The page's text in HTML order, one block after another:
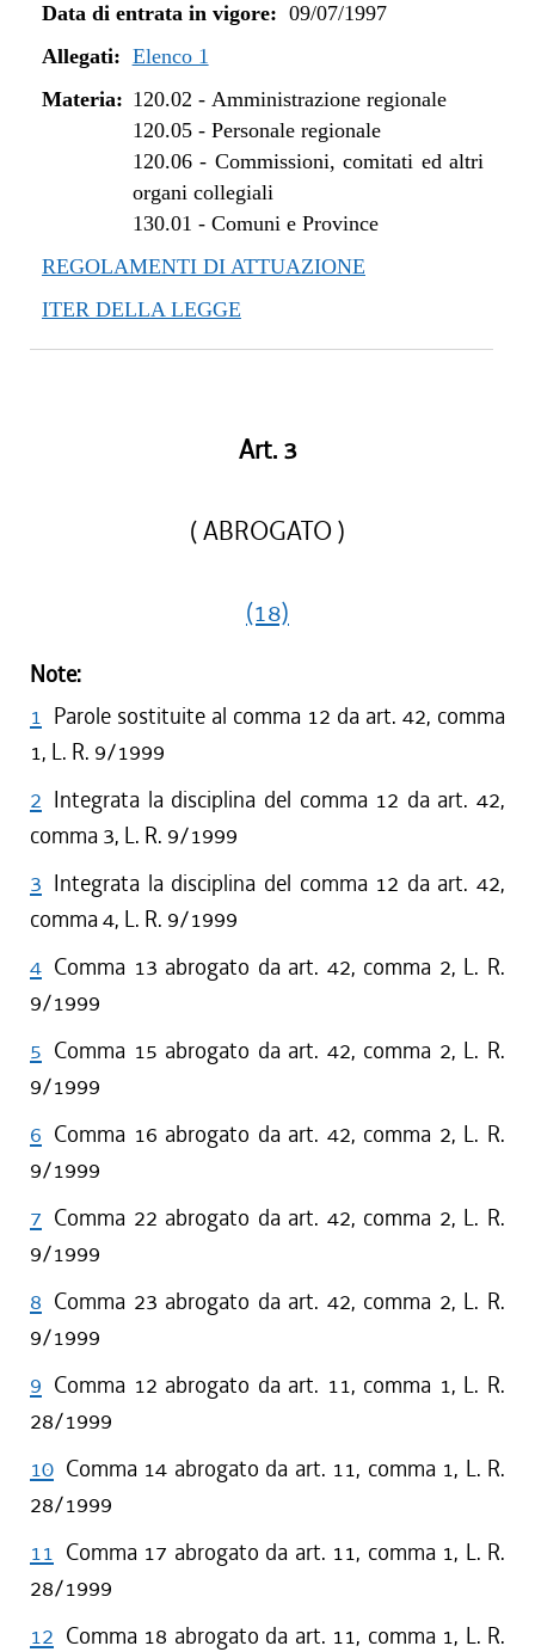
Data di entrata in vigore: 09/07/1997
Allegati: Elenco 1
Materia: 120.02 - Amministrazione regionale
120.05- Personale regionale
120.06- Commissioni, comitati ed altri
organi collegiali
130.01 - Comuni e Province
REGOLAMENTI DI ATTUAZIONE
ITER DELLA LEGGE
Art. 3
( ABROGATO )
(18)
Note:
1 Parole sostituite al comma 12 da art. 42, comma
1, L. R. 9/1999
2 Integrata la disciplina del comma 12 da art. 42,
comma 3, L. R. 9/1999
3 Integrata la disciplina del comma 12 da art. 42,
comma 4, L. R. 9/1999
4 Comma 13 abrogato da art. 42, comma 2, L. R.
9/1999
5 Comma 15 abrogato da art. 42, comma 2, L. R.
9/1999
6 Comma 16 abrogato da art. 42, comma 2, L. R.
9/1999
7 Comma 22 abrogato da art. 42, comma 2, L. R.
9/1999
8 Comma 23 abrogato da art. 42, comma 2, L. R.
9/1999
9 Comma 12 abrogato da art. 11, comma 1, L. R.
28/1999
10 Comma 14 abrogato da art. 11, comma 1, L. R.
28/1999
11 Comma 17 abrogato da art. 11, comma 1, L. R.
28/1999
12 Comma 18 abrogato da art. 11, comma 1, L. R.